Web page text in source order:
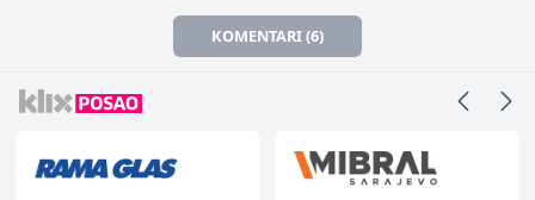
KOMENTARI (6)